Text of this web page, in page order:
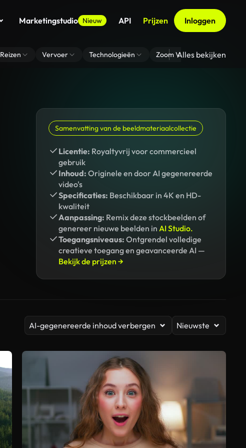
Marketingstudio Nieuw API Prijzen Inloggen
Reizen Vervoer Technologieën Zoom Virtuele
Alles bekijken
Samenvatting van de beeldmateriaalcollectie
Licentie: Royaltyvrij voor commercieel
gebruik
Inhoud: Originele en door AI gegenereerde
video's
Specificaties: Beschikbaar in 4K en HD-
kwaliteit
Aanpassing: Remix deze stockbeelden of
genereer nieuwe beelden in AI Studio.
Toegangsniveaus: Ontgrendel volledige
creatieve toegang en geavanceerde AI —
Bekijk de prijzen →
AI-gegenereerde inhoud verbergen Nieuwste